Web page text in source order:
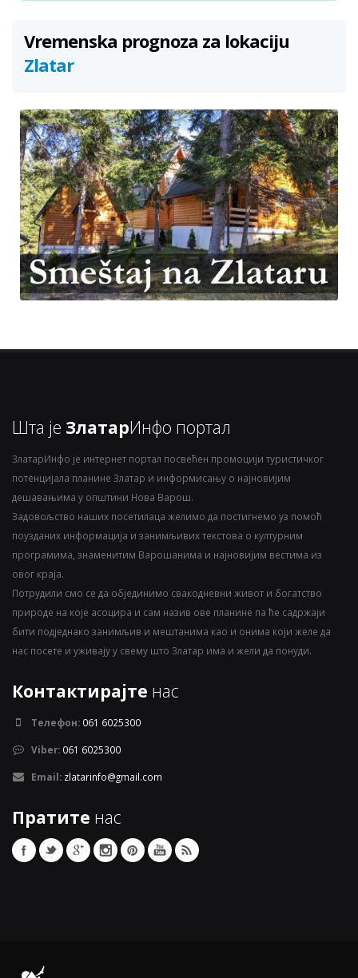
Vremenska prognoza za lokaciju
Zlatar
Шта је ЗлатарИнфо портал
ЗлатарИнфо је интернет портал посвећен промоцији туристичког
потенцијала планине Златар и информисању о најновијим
дешавањима у општини Нова Варош.
Задовољство наших посетилаца желимо да постигнемо уз помоћ
поузданих информација и занимљивих текстова о културним
програмима, знаменитим Варошанима и најновијим вестима из
овог краја.
Потрудили смо се да објединимо свакодневни живот и богатство
природе на које асоцира и сам назив ове планине па ће садржаји
бити подједнако занимљив и мештанима као и онима који желе да
нас посете и уживају у свему што Златар има и жели да понуди.
Контактирајте нас
Телефон: 061 6025300
Viber: 061 6025300
Email: zlatarinfo@gmail.com
Пратите нас